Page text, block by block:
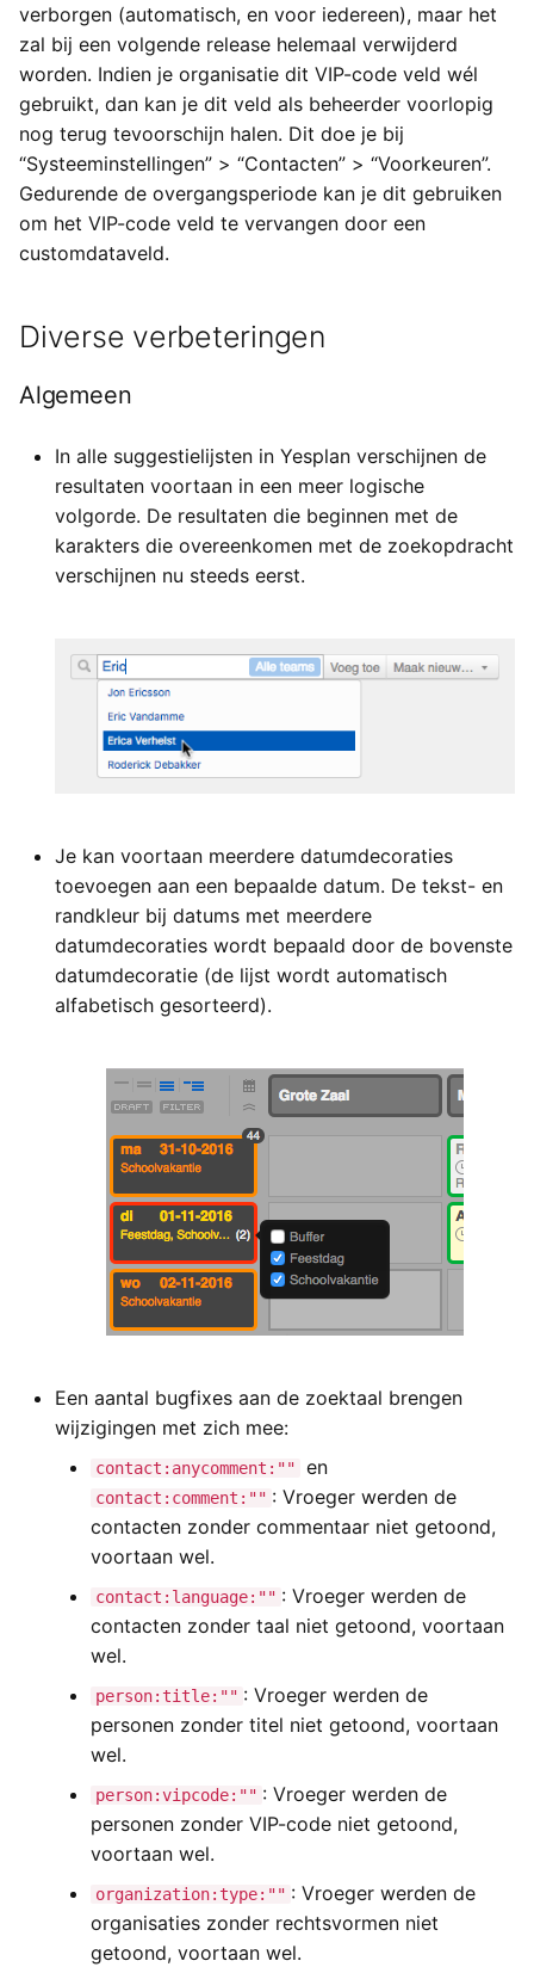
verborgen (automatisch, en voor iedereen), maar het
zal bij een volgende release helemaal verwijderd
worden. Indien je organisatie dit VIP-code veld wél
gebruikt, dan kan je dit veld als beheerder voorlopig
nog terug tevoorschijn halen. Dit doe je bij
“Systeeminstellingen” > “Contacten” > “Voorkeuren”.
Gedurende de overgangsperiode kan je dit gebruiken
om het VIP-code veld te vervangen door een
customdataveld.
Diverse verbeteringen
Algemeen
In alle suggestielijsten in Yesplan verschijnen de
resultaten voortaan in een meer logische
volgorde. De resultaten die beginnen met de
karakters die overeenkomen met de zoekopdracht
verschijnen nu steeds eerst.
Je kan voortaan meerdere datumdecoraties
toevoegen aan een bepaalde datum. De tekst- en
randkleur bij datums met meerdere
datumdecoraties wordt bepaald door de bovenste
datumdecoratie (de lijst wordt automatisch
alfabetisch gesorteerd).
Een aantal bugfixes aan de zoektaal brengen
wijzigingen met zich mee:
contact:anycomment:"" en
contact:comment:"" : Vroeger werden de
contacten zonder commentaar niet getoond,
voortaan wel.
contact:language:"" : Vroeger werden de
contacten zonder taal niet getoond, voortaan
wel.
person:title:"" : Vroeger werden de
personen zonder titel niet getoond, voortaan
wel.
person:vipcode:"" : Vroeger werden de
personen zonder VIP-code niet getoond,
voortaan wel.
organization:type:"" : Vroeger werden de
organisaties zonder rechtsvormen niet
getoond, voortaan wel.